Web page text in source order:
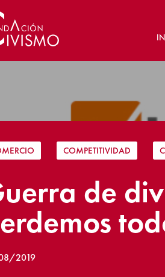
COMPETITIVIDAD
de
2019